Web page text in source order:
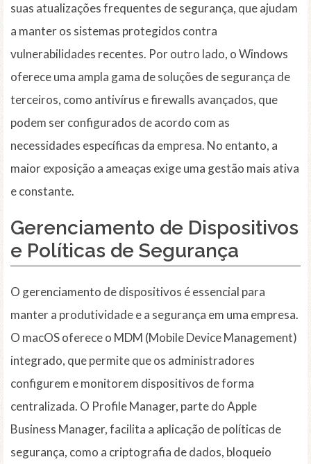
suas atualizações frequentes de segurança, que ajudam
a manter os sistemas protegidos contra
vulnerabilidades recentes. Por outro lado, o Windows
oferece uma ampla gama de soluções de segurança de
terceiros, como antivírus e firewalls avançados, que
podem ser configurados de acordo com as
necessidades específicas da empresa. No entanto, a
maior exposição a ameaças exige uma gestão mais ativa
e constante.
Gerenciamento de Dispositivos
e Políticas de Segurança
O gerenciamento de dispositivos é essencial para
manter a produtividade e a segurança em uma empresa.
O macOS oferece o MDM (Mobile Device Management)
integrado, que permite que os administradores
configurem e monitorem dispositivos de forma
centralizada. O Profile Manager, parte do Apple
Business Manager, facilita a aplicação de políticas de
segurança, como a criptografia de dados, bloqueio